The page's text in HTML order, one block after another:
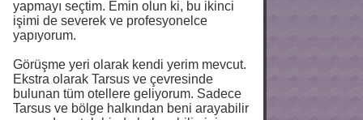
yapmayı seçtim. Emin olun ki, bu ikinci
işimi de severek ve profesyonelce
yapıyorum.
Görüşme yeri olarak kendi yerim mevcut.
Ekstra olarak Tarsus ve çevresinde
bulunan tüm otellere geliyorum. Sadece
Tarsus ve bölge halkından beni arayabilir